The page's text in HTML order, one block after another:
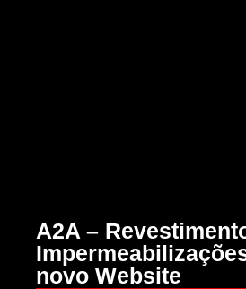
A2A –
novo Website